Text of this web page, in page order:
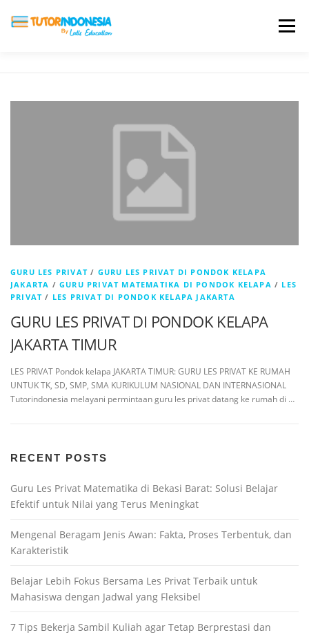
Menu
TESTIMONI PROFIL ALUMNI
DAFTAR SEKOLAH
GURU LES PRIVAT / GURU LES PRIVAT DI PONDOK KELAPA
JAKARTA /GURU PRIVAT MATEMATIKA DI PONDOK KELAPA / LES
PRIVAT / LES PRIVAT DI PONDOK KELAPA JAKARTA
GURU LES PRIVAT DI PONDOK KELAPA
JAKARTA TIMUR
LES PRIVAT Pondok kelapa JAKARTA TIMUR: GURU LES PRIVAT KE RUMAH
UNTUK TK, SD, SMP, SMA KURIKULUM NASIONAL DAN INTERNASIONAL
Tutorindonesia melayani permintaan guru les privat datang ke rumah di …
RECENT POSTS
Guru Les Privat Matematika di Bekasi Barat: Solusi Belajar
Efektif untuk Nilai yang Terus Meningkat
Mengenal Beragam Jenis Awan: Fakta, Proses Terbentuk, dan
Karakteristik
Belajar Lebih Fokus Bersama Les Privat Terbaik untuk
Mahasiswa dengan Jadwal yang Fleksibel
7 Tips Bekerja Sambil Kuliah agar Tetap Berprestasi dan